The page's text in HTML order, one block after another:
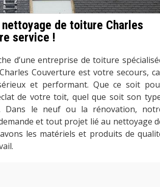
de toiture Charles
service !
d’une entreprise de toiture
Couverture est votre secours,
et performant. Que ce soit
de votre toit, quel que soit son
Dans le neuf ou la rénovation,
et tout projet lié au nettoyage
les matériels et produits de